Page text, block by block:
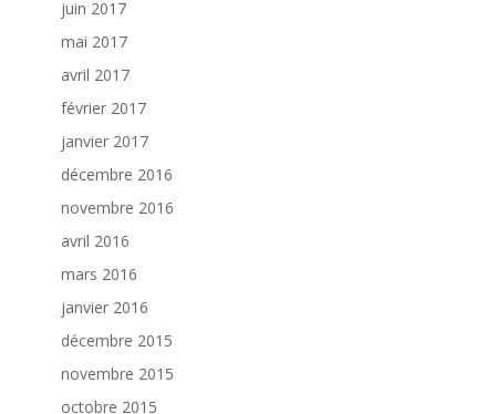
juin 2017
mai 2017
avril 2017
février 2017
janvier 2017
décembre 2016
novembre 2016
avril 2016
mars 2016
janvier 2016
décembre 2015
novembre 2015
octobre 2015